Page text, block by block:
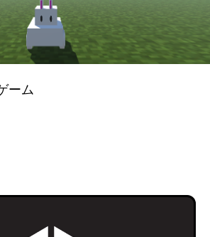
kids 体験会
【開催レポート】AI勉
基礎編！AIを賢く安全
ーム